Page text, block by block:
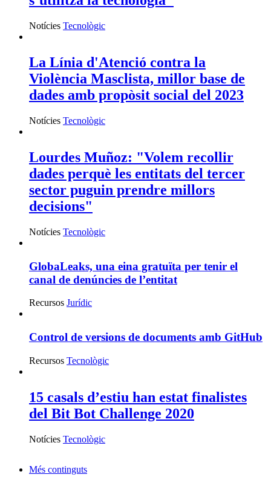
Notícies Tecnològic
La Línia d'Atenció contra la
Violència Masclista, millor base de
dades amb propòsit social del 2023
Notícies Tecnològic
Lourdes Muñoz: "Volem recollir
dades perquè les entitats del tercer
sector puguin prendre millors
decisions"
Notícies Tecnològic
GlobaLeaks, una eina gratuïta per tenir el
canal de denúncies de l’entitat
Recursos Jurídic
Control de versions de documents amb GitHub
Recursos Tecnològic
15 casals d’estiu han estat finalistes
del Bit Bot Challenge 2020
Notícies Tecnològic
Més continguts